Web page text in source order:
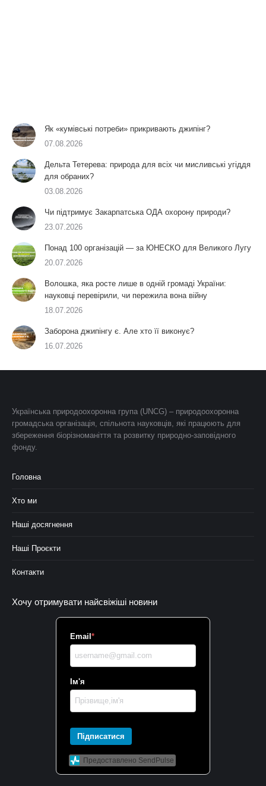
Як «кумівські потреби» прикривають джипінг?
07.08.2026
Дельта Тетерева: природа для всіх чи мисливські угіддя
для обраних?
03.08.2026
Чи підтримує Закарпатська ОДА охорону природи?
23.07.2026
Понад 100 організацій — за ЮНЕСКО для Великого Лугу
20.07.2026
Волошка, яка росте лише в одній громаді України:
науковці перевірили, чи пережила вона війну
18.07.2026
Заборона джипінгу є. Але хто її виконує?
16.07.2026
Українська природоохоронна група (UNCG) – природоохоронна
громадська організація, спільнота науковців, які працюють для
збереження біорізноманіття та розвитку природно-заповідного
фонду.
Головна
Хто ми
Наші досягнення
Наші Проєкти
Контакти
Хочу отримувати найсвіжіші новини
Email *
Ім'я
Підписатися
Предоставлено SendPulse